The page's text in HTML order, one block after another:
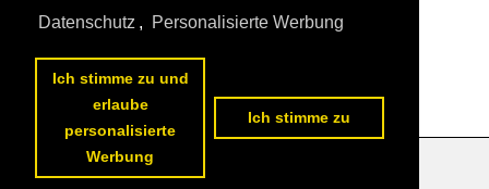
Datenschutzerklärung
Datenschutz , Personalisierte Werbung
Ich stimme zu und
erlaube
personalisierte
Werbung
Ich stimme zu